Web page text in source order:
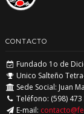
CONTACTO
Fundado 1o de
Unico Salteño
Sede Social: Juan
Teléfono: (598)
E-mail: